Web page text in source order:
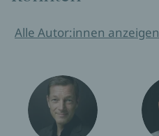
Alle Autor:innen anzeigen